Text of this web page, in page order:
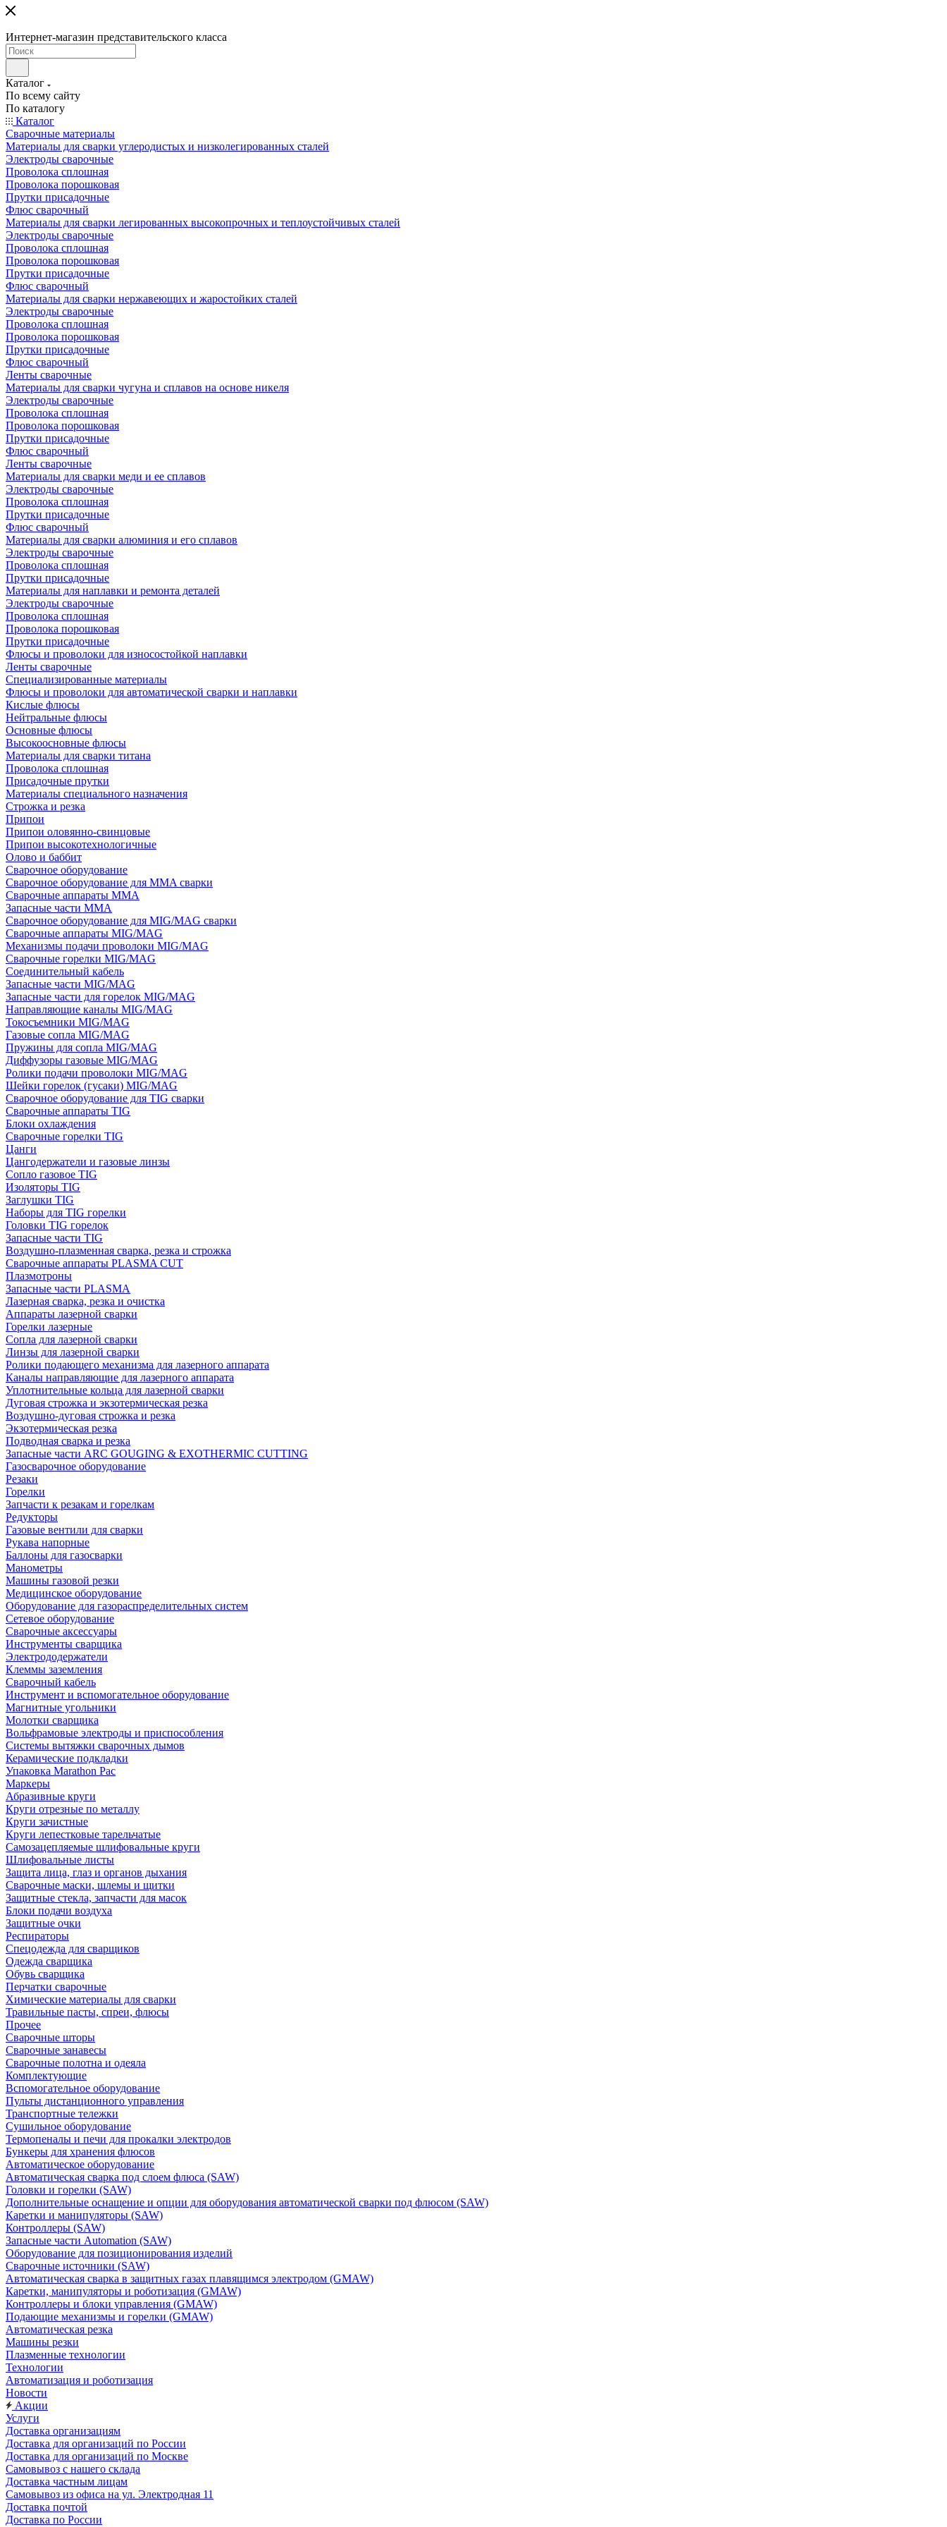
Интернет-магазин представительского класса
Каталог
По всему сайту
По каталогу
Каталог
Сварочные материалы
Материалы для сварки углеродистых и низколегированных сталей
Электроды сварочные
Проволока сплошная
Проволока порошковая
Прутки присадочные
Флюс сварочный
Материалы для сварки легированных высокопрочных и теплоустойчивых сталей
Электроды сварочные
Проволока сплошная
Проволока порошковая
Прутки присадочные
Флюс сварочный
Материалы для сварки нержавеющих и жаростойких сталей
Электроды сварочные
Проволока сплошная
Проволока порошковая
Прутки присадочные
Флюс сварочный
Ленты сварочные
Материалы для сварки чугуна и сплавов на основе никеля
Электроды сварочные
Проволока сплошная
Проволока порошковая
Прутки присадочные
Флюс сварочный
Ленты сварочные
Материалы для сварки меди и ее сплавов
Электроды сварочные
Проволока сплошная
Прутки присадочные
Флюс сварочный
Материалы для сварки алюминия и его сплавов
Электроды сварочные
Проволока сплошная
Прутки присадочные
Материалы для наплавки и ремонта деталей
Электроды сварочные
Проволока сплошная
Проволока порошковая
Прутки присадочные
Флюсы и проволоки для износостойкой наплавки
Ленты сварочные
Специализированные материалы
Флюсы и проволоки для автоматической сварки и наплавки
Кислые флюсы
Нейтральные флюсы
Основные флюсы
Высокоосновные флюсы
Материалы для сварки титана
Проволока сплошная
Присадочные прутки
Материалы специального назначения
Строжка и резка
Припои
Припои оловянно-свинцовые
Припои высокотехнологичные
Олово и баббит
Сварочное оборудование
Сварочное оборудование для MMA сварки
Сварочные аппараты MMA
Запасные части MMA
Сварочное оборудование для MIG/MAG сварки
Сварочные аппараты MIG/MAG
Механизмы подачи проволоки MIG/MAG
Сварочные горелки MIG/MAG
Соединительный кабель
Запасные части MIG/MAG
Запасные части для горелок MIG/MAG
Направляющие каналы MIG/MAG
Токосъемники MIG/MAG
Газовые сопла MIG/MAG
Пружины для сопла MIG/MAG
Диффузоры газовые MIG/MAG
Ролики подачи проволоки MIG/MAG
Шейки горелок (гусаки) MIG/MAG
Сварочное оборудование для TIG сварки
Сварочные аппараты TIG
Блоки охлаждения
Сварочные горелки TIG
Цанги
Цангодержатели и газовые линзы
Сопло газовое TIG
Изоляторы TIG
Заглушки TIG
Наборы для TIG горелки
Головки TIG горелок
Запасные части TIG
Воздушно-плазменная сварка, резка и строжка
Сварочные аппараты PLASMA CUT
Плазмотроны
Запасные части PLASMA
Лазерная сварка, резка и очистка
Аппараты лазерной сварки
Горелки лазерные
Сопла для лазерной сварки
Линзы для лазерной сварки
Ролики подающего механизма для лазерного аппарата
Каналы направляющие для лазерного аппарата
Уплотнительные кольца для лазерной сварки
Дуговая строжка и экзотермическая резка
Воздушно-дуговая строжка и резка
Экзотермическая резка
Подводная сварка и резка
Запасные части ARC GOUGING & EXOTHERMIC CUTTING
Газосварочное оборудование
Резаки
Горелки
Запчасти к резакам и горелкам
Редукторы
Газовые вентили для сварки
Рукава напорные
Баллоны для газосварки
Манометры
Машины газовой резки
Медицинское оборудование
Оборудование для газораспределительных систем
Сетевое оборудование
Сварочные аксессуары
Инструменты сварщика
Электрододержатели
Клеммы заземления
Сварочный кабель
Инструмент и вспомогательное оборудование
Магнитные угольники
Молотки сварщика
Вольфрамовые электроды и приспособления
Системы вытяжки сварочных дымов
Керамические подкладки
Упаковка Marathon Pac
Маркеры
Абразивные круги
Круги отрезные по металлу
Круги зачистные
Круги лепестковые тарельчатые
Самозацепляемые шлифовальные круги
Шлифовальные листы
Защита лица, глаз и органов дыхания
Сварочные маски, шлемы и щитки
Защитные стекла, запчасти для масок
Блоки подачи воздуха
Защитные очки
Респираторы
Спецодежда для сварщиков
Одежда сварщика
Обувь сварщика
Перчатки сварочные
Химические материалы для сварки
Травильные пасты, спреи, флюсы
Прочее
Сварочные шторы
Сварочные занавесы
Сварочные полотна и одеяла
Комплектующие
Вспомогательное оборудование
Пульты дистанционного управления
Транспортные тележки
Сушильное оборудование
Термопеналы и печи для прокалки электродов
Бункеры для хранения флюсов
Автоматическое оборудование
Автоматическая сварка под слоем флюса (SAW)
Головки и горелки (SAW)
Дополнительные оснащение и опции для оборудования автоматической сварки под флюсом (SAW)
Каретки и манипуляторы (SAW)
Контроллеры (SAW)
Запасные части Automation (SAW)
Оборудование для позиционирования изделий
Сварочные источники (SAW)
Автоматическая сварка в защитных газах плавящимся электродом (GMAW)
Каретки, манипуляторы и роботизация (GMAW)
Контроллеры и блоки управления (GMAW)
Подающие механизмы и горелки (GMAW)
Автоматическая резка
Машины резки
Плазменные технологии
Технологии
Автоматизация и роботизация
Новости
Акции
Услуги
Доставка организациям
Доставка для организаций по России
Доставка для организаций по Москве
Самовывоз с нашего склада
Доставка частным лицам
Самовывоз из офиса на ул. Электродная 11
Доставка почтой
Доставка по России